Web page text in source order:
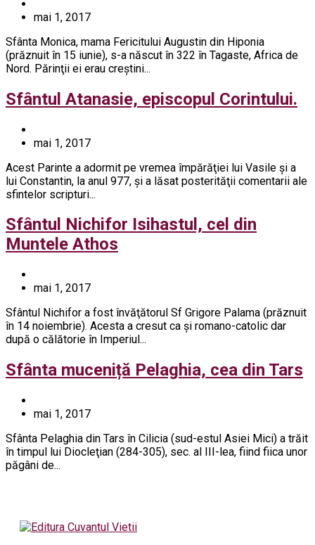
mai 1, 2017
Sfânta Monica, mama Fericitului Augustin din Hiponia
(prăznuit în 15 iunie), s-a născut în 322 în Tagaste, Africa de
Nord. Părinţii ei erau creştini...
Sfântul Atanasie, episcopul Corintului.
mai 1, 2017
Acest Parinte a adormit pe vremea împărăţiei lui Vasile şi a
lui Constantin, la anul 977, şi a lăsat posterităţii comentarii ale
sfintelor scripturi...
Sfântul Nichifor Isihastul, cel din
Muntele Athos
mai 1, 2017
Sfântul Nichifor a fost învăţătorul Sf Grigore Palama (prăznuit
în 14 noiembrie). Acesta a cresut ca şi romano-catolic dar
după o călătorie în Imperiul...
Sfânta muceniță Pelaghia, cea din Tars
mai 1, 2017
Sfânta Pelaghia din Tars în Cilicia (sud-estul Asiei Mici) a trăit
în timpul lui Diocleţian (284-305), sec. al III-lea, fiind fiica unor
păgâni de...